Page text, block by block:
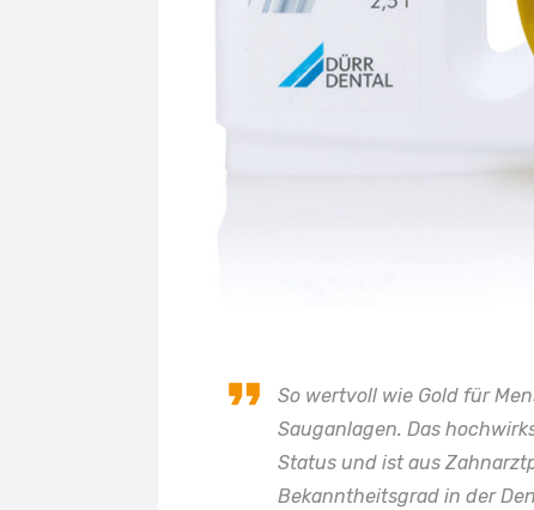
So wertvoll wie Gold für
Sauganlagen. Das
Status und ist aus
Bekanntheitsgrad in der